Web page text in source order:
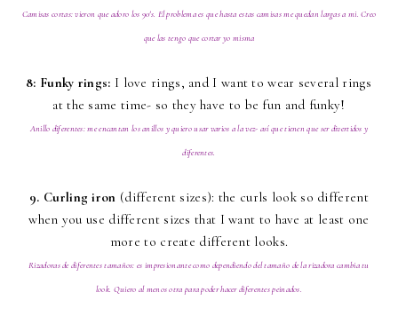
Camisas cortas: vieron que adoro los 90's. El problema es que hasta estas camisas me quedan largas a mi. Creo
que las tengo que cortar yo misma
8: Funky rings: I love rings, and I want to wear several rings
at the same time- so they have to be fun and funky!
Anillo diferentes: me encantan los anillos y quiero usar varios a la vez- así que tienen que ser divertidos y
diferentes.
9. Curling iron (different sizes): the curls look so different
when you use different sizes that I want to have at least one
more to create different looks.
Rizadoras de diferentes tamaños: es impresionante como dependiendo del tamaño de la rizadora cambia tu
look. Quiero al menos otra para poder hacer diferentes peinados.